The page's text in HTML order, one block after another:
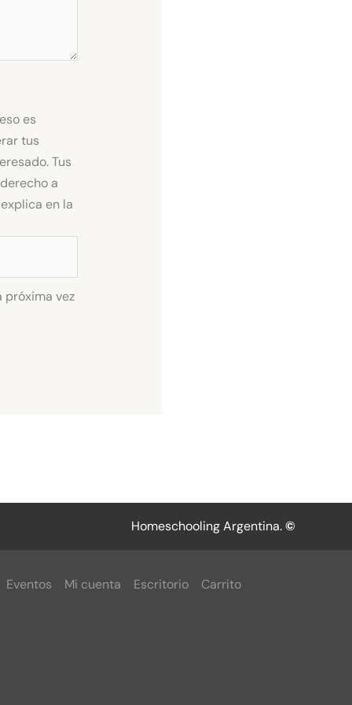
es
tus
Tus
a
en la
próxima vez
Homeschooling Argentina.©
Eventos Mi cuenta Escritorio
Carrito